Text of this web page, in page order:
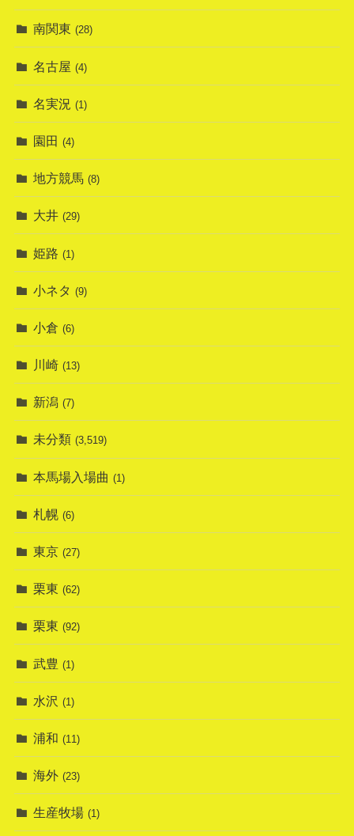
南関東 (28)
名古屋 (4)
名実況 (1)
園田 (4)
地方競馬 (8)
大井 (29)
姫路 (1)
小ネタ (9)
小倉 (6)
川崎 (13)
新潟 (7)
未分類 (3,519)
本馬場入場曲 (1)
札幌 (6)
東京 (27)
栗東 (62)
栗東 (92)
武豊 (1)
水沢 (1)
浦和 (11)
海外 (23)
生産牧場 (1)